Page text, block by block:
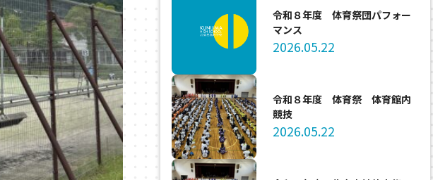
令和８年度 体育祭団パフォー
マンス
2026.05.22
令和８年度 体育祭 体育館内
競技
2026.05.22